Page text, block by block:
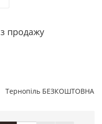
продажу
Тернопіль БЕЗКОШТОВНА